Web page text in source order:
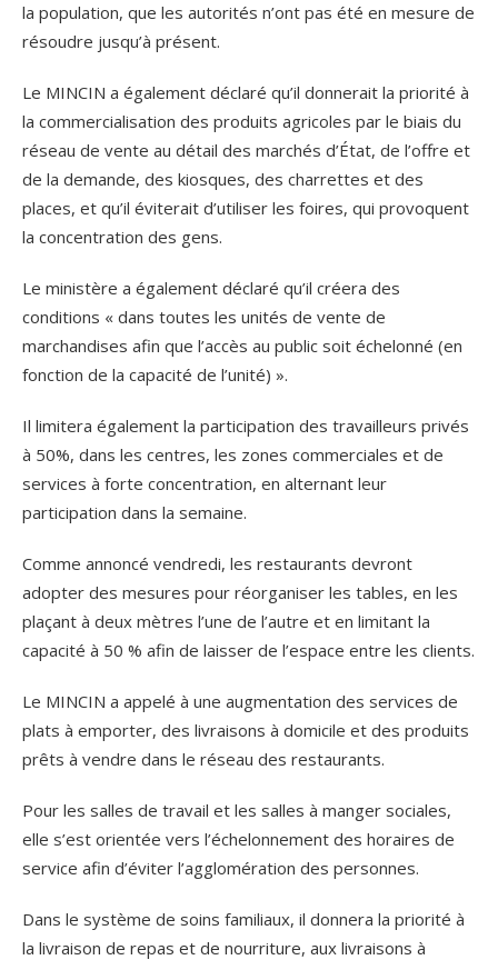
la population, que les autorités n’ont pas été en mesure de
résoudre jusqu’à présent.
Le MINCIN a également déclaré qu’il donnerait la priorité à
la commercialisation des produits agricoles par le biais du
réseau de vente au détail des marchés d’État, de l’offre et
de la demande, des kiosques, des charrettes et des
places, et qu’il éviterait d’utiliser les foires, qui provoquent
la concentration des gens.
Le ministère a également déclaré qu’il créera des
conditions « dans toutes les unités de vente de
marchandises afin que l’accès au public soit échelonné (en
fonction de la capacité de l’unité) ».
Il limitera également la participation des travailleurs privés
à 50%, dans les centres, les zones commerciales et de
services à forte concentration, en alternant leur
participation dans la semaine.
Comme annoncé vendredi, les restaurants devront
adopter des mesures pour réorganiser les tables, en les
plaçant à deux mètres l’une de l’autre et en limitant la
capacité à 50 % afin de laisser de l’espace entre les clients.
Le MINCIN a appelé à une augmentation des services de
plats à emporter, des livraisons à domicile et des produits
prêts à vendre dans le réseau des restaurants.
Pour les salles de travail et les salles à manger sociales,
elle s’est orientée vers l’échelonnement des horaires de
service afin d’éviter l’agglomération des personnes.
Dans le système de soins familiaux, il donnera la priorité à
la livraison de repas et de nourriture, aux livraisons à